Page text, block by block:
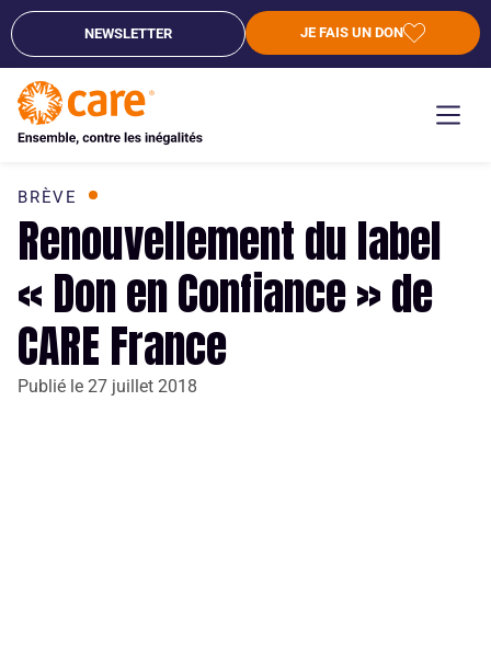
NEWSLETTER JE FAIS UN DON
BRÈVE
Renouvellement du label
« Don en Confiance » de
CARE France
Publié le 27 juillet 2018